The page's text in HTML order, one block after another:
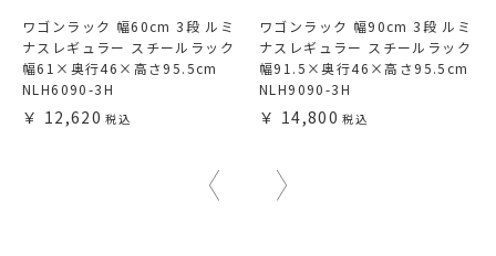
ワゴンラック 幅60cm 3段 ルミ
ナスレギュラー スチールラック
幅61×奥行46×高さ95.5cm
NLH6090-3H
12,620
ワゴンラック 幅90cm 3段 ルミ
ナスレギュラー スチールラック
幅91.5×奥行46×高さ95.5cm
NLH9090-3H
14,800